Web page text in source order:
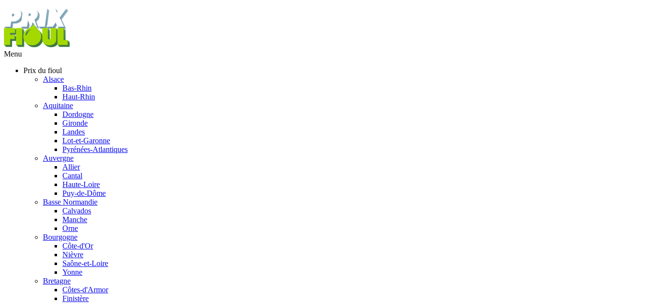
Menu
Prix du fioul
Alsace
Bas-Rhin
Haut-Rhin
Aquitaine
Dordogne
Gironde
Landes
Lot-et-Garonne
Pyrénées-Atlantiques
Auvergne
Allier
Cantal
Haute-Loire
Puy-de-Dôme
Basse Normandie
Calvados
Manche
Orne
Bourgogne
Côte-d'Or
Nièvre
Saône-et-Loire
Yonne
Bretagne
Côtes-d'Armor
Finistère